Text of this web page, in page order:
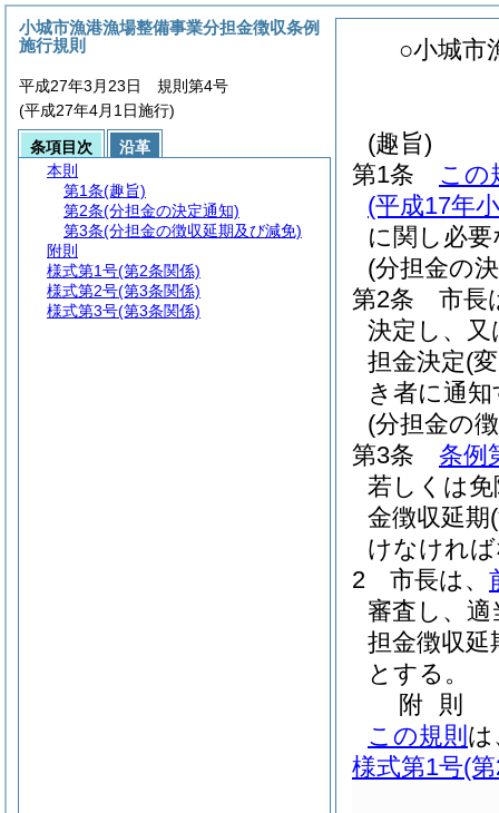
○小城市
(趣旨)
第1条
この
(平成17年
に関し必
(分担金の
第2条
市長
決定し、
担金決定(
き者に通
(分担金の
第3条
条例
若しくは
金徴収延期
けなけれ
2
市長は、
審査し、
担金徴収延
とする。
附 則
この規則 は
様式第1号(
小城市漁港漁場整備事業分担金徴収条例
施行規則
平成27年3月23日 規則第4号
(平成27年4月1日施行)
条項目次
沿革
本則
第1条(趣旨)
第2条(分担金の決定通知)
第3条(分担金の徴収延期及び減免)
附則
様式第1号(第2条関係)
様式第2号(第3条関係)
様式第3号(第3条関係)